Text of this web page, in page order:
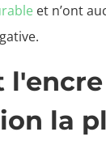
et n’ont
l'encre
la